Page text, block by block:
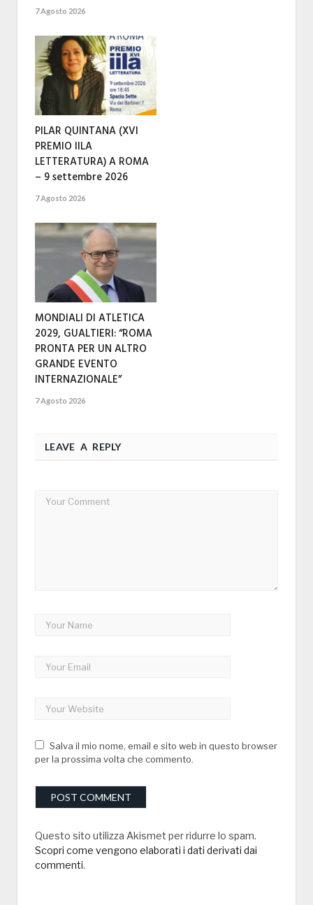
7 Agosto 2026
PILAR QUINTANA (XVI
PREMIO IILA
LETTERATURA) A ROMA
– 9 settembre 2026
7 Agosto 2026
MONDIALI DI ATLETICA
2029, GUALTIERI: “ROMA
PRONTA PER UN ALTRO
GRANDE EVENTO
INTERNAZIONALE”
7 Agosto 2026
LEAVE A REPLY
Salva il mio nome, email e sito web in questo browser
per la prossima volta che commento.
Questo sito utilizza Akismet per ridurre lo spam.
Scopri come vengono elaborati i dati derivati dai
commenti.